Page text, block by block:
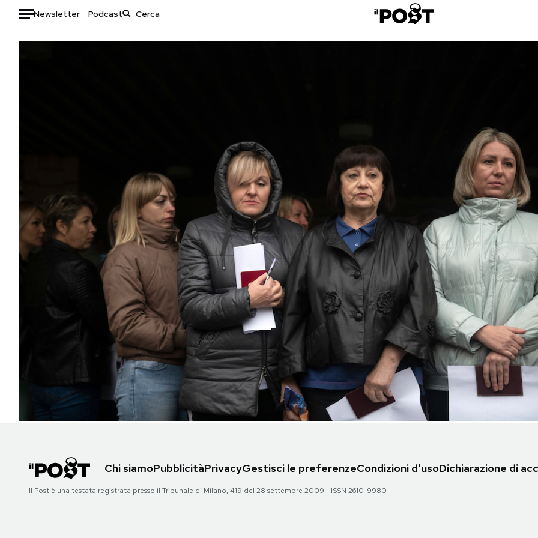
Newsletter Podcast
Auto
Cultura
Economia
Sport
Media
Europa
Altrecose
Mondiali calcio 2026
PODCAST
NEWSLETTER
AREA PERSONALE
Chi siamoPubblicitàPrivacyGestisci le preferenzeCondizioni d'usoDichiarazione di
Il Post è una testata registrata presso il Tribunale di Milano, 419 del 28 settembre 2009 - ISSN 2610-9980